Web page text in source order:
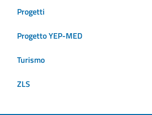
Progetti
Progetto YEP-MED
Turismo
ZLS